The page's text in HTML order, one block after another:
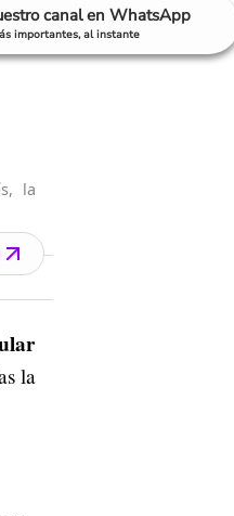
canal en WhatsApp
importantes, al instante
la
la